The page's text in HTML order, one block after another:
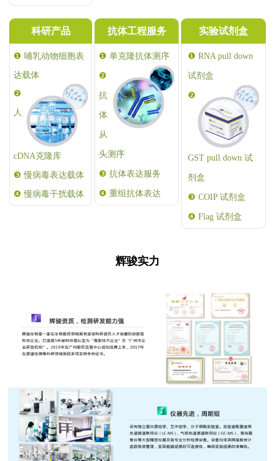
科研产品
❶哺乳动物细胞表
达载体
❷
人
cDNA克隆库
❸慢病毒表达载体
❹慢病毒干扰载体
抗体工程服务
❶单克隆抗体测序
❷
抗
体
从
头测序
❸抗体表达服务
❹重组抗体表达
实验试剂盒
❶ RNA pull down
试剂盒
❷
GST pull down 试
剂盒
❸COIP 试剂盒
❹ Flag 试剂盒
辉骏实力